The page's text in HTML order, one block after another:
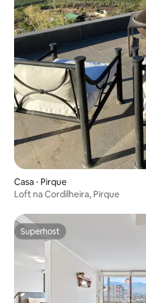
Casa ⋅ Pirque
Loft na Cordilheira, Pirque
Superhost
Superhost